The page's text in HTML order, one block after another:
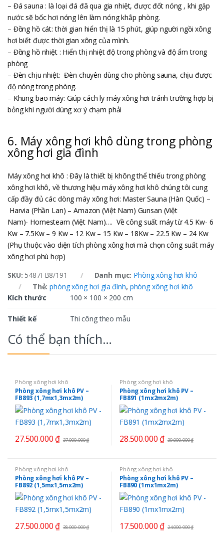
– Đá sauna : là loại đá đã qua gia nhiệt, được đốt nóng , khi gặp
nước sẽ bốc hơi nóng lên làm nóng khắp phòng.
– Đồng hồ cát: thời gian hiển thị là 15 phút, giúp người ngồi xông
hơi biết được thời gian xông của mình.
– Đồng hồ nhiệt : Hiển thị nhiệt độ trong phòng và độ ẩm trong
phòng
– Đèn chịu nhiệt: Đèn chuyên dùng cho phòng sauna, chịu được
độ nóng trong phòng.
– Khung bao máy: Giúp cách ly máy xông hơi tránh trường hợp bị
bỏng khi người dùng xơ ý chạm phải
6. Máy xông hơi khô dùng trong phòng
xông hơi gia đình
Máy xông hơi khô : Đây là thiết bị không thể thiếu trong phòng
xông hơi khô, về thương hiệu máy xông hơi khô chúng tôi cung
cấp đầy đủ các dòng máy xông hơi: Master Sauna (Hàn Quốc) –
Harvia (Phần Lan) – Amazon (Việt Nam) Gunsan (Việt
Nam)- Homesteam (Việt Nam)…. Về công suất máy từ 4.5 Kw- 6
Kw – 7.5Kw – 9 Kw – 12 Kw – 15 Kw – 18Kw – 22.5 Kw – 24 Kw
(Phụ thuộc vào diện tích phòng xông hơi mà chọn công suất máy
xông hơi phù hợp)
SKU: 5487FB8/191 Danh mục: Phòng xông hơi khô
Thẻ:phòng xông hơi gia đình, phòng xông hơi khô
Kích thước
100 × 100 × 200 cm
Thiết kế Thi công theo mẫu
Có thể bạn thích…
Phòng xông hơi khô
Phòng xông hơi khô PV –
FB893 (1,7mx1,3mx2m)
27.500.000 ₫ 37.000.000₫
Phòng xông hơi khô
Phòng xông hơi khô PV –
FB891 (1mx2mx2m)
28.500.000 ₫ 39.000.000₫
Phòng xông hơi khô
Phòng xông hơi khô PV –
FB892 (1,5mx1,5mx2m)
27.500.000 ₫ 38.000.000₫
Phòng xông hơi khô
Phòng xông hơi khô PV –
FB890 (1mx1mx2m)
17.500.000 ₫ 24.000.000₫